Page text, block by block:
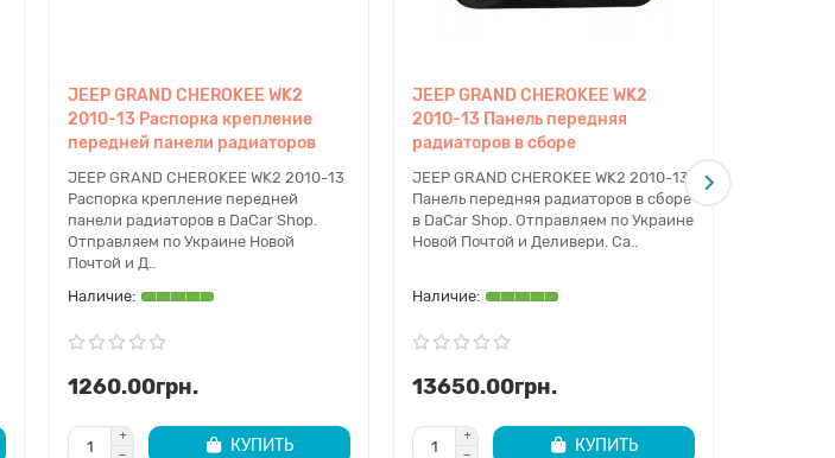
JEEP GRAND CHEROKEE WK2
2010-13 Распорка крепление
передней панели радиаторов
JEEP GRAND CHEROKEE WK2 2010-13
Распорка крепление передней
панели радиаторов в DaCar Shop.
Отправляем по Украине Новой
Почтой и Д..
1260.00грн.
КУПИТЬ
JEEP GRAND CHEROKEE WK2
2010-13 Панель передняя
радиаторов в сборе
JEEP GRAND CHEROKEE WK2 2010-13
Панель передняя радиаторов в сборе
в DaCar Shop. Отправляем по Украине
Новой Почтой и Деливери. Са..
13650.00грн.
КУПИТЬ